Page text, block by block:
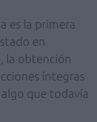
es la primera
en
la obtención
íntegras
que todavía